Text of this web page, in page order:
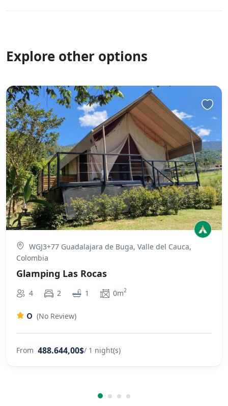
Explore other options
WGJ3+77 Guadalajara de Buga, Valle del Cauca,
Colombia
Glamping Las Rocas
4 2 1 0m2
0 (No Review)
From 488.644,00$/ 1 night(s)